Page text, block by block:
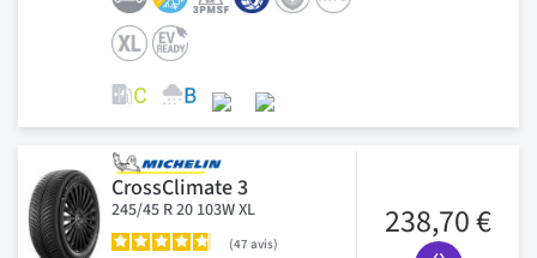
CrossClimate 3
245/45 R 20 103W XL
47 avis
238,70 €